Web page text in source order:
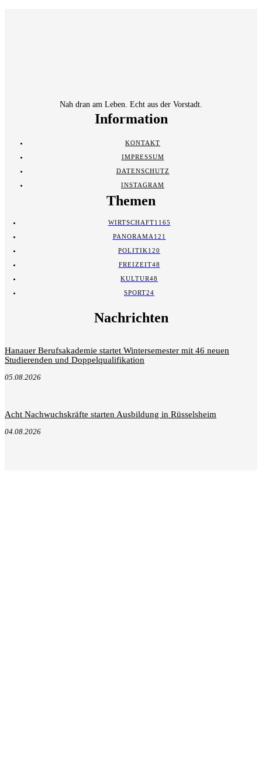
Nah dran am Leben. Echt aus der Vorstadt.
Information
KONTAKT
IMPRESSUM
DATENSCHUTZ
INSTAGRAM
Themen
WIRTSCHAFT1165
PANORAMA 121
POLITIK 120
FREIZEIT48
KULTUR48
SPORT24
Nachrichten
Hanauer Berufsakademie startet Wintersemester mit 46 neuen
Studierenden und Doppelqualifikation
05.08.2026
Acht Nachwuchskräfte starten Ausbildung in Rüsselsheim
04.08.2026